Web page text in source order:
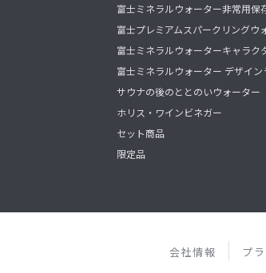
富士ミネラルウォーター非常用保
富士プレミアムスパークリングウ
富士ミネラルウォーターキャラク
富士ミネラルウォーター デザイン
サウナの後のととのいウォーター
ホリス・ワインビネガー
セット商品
限定品
会社情報 プ